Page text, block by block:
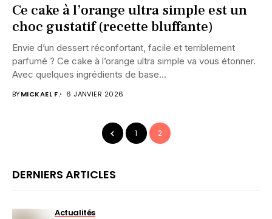
Ce cake à l’orange ultra simple est un
choc gustatif (recette bluffante)
Envie d’un dessert réconfortant, facile et terriblement
parfumé ? Ce cake à l’orange ultra simple va vous étonner.
Avec quelques ingrédients de base...
BYMICKAEL F. 6 JANVIER 2026
1 2
DERNIERS ARTICLES
Actualités